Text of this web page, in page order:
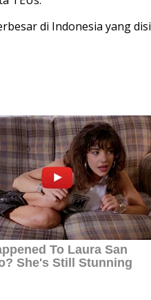
di Indonesia yang